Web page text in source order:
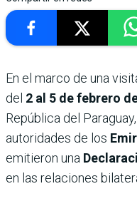
En el marco de una
del 2 al 5 de febrero
República del Paraguay,
autoridades de los
emitieron una
en las relaciones